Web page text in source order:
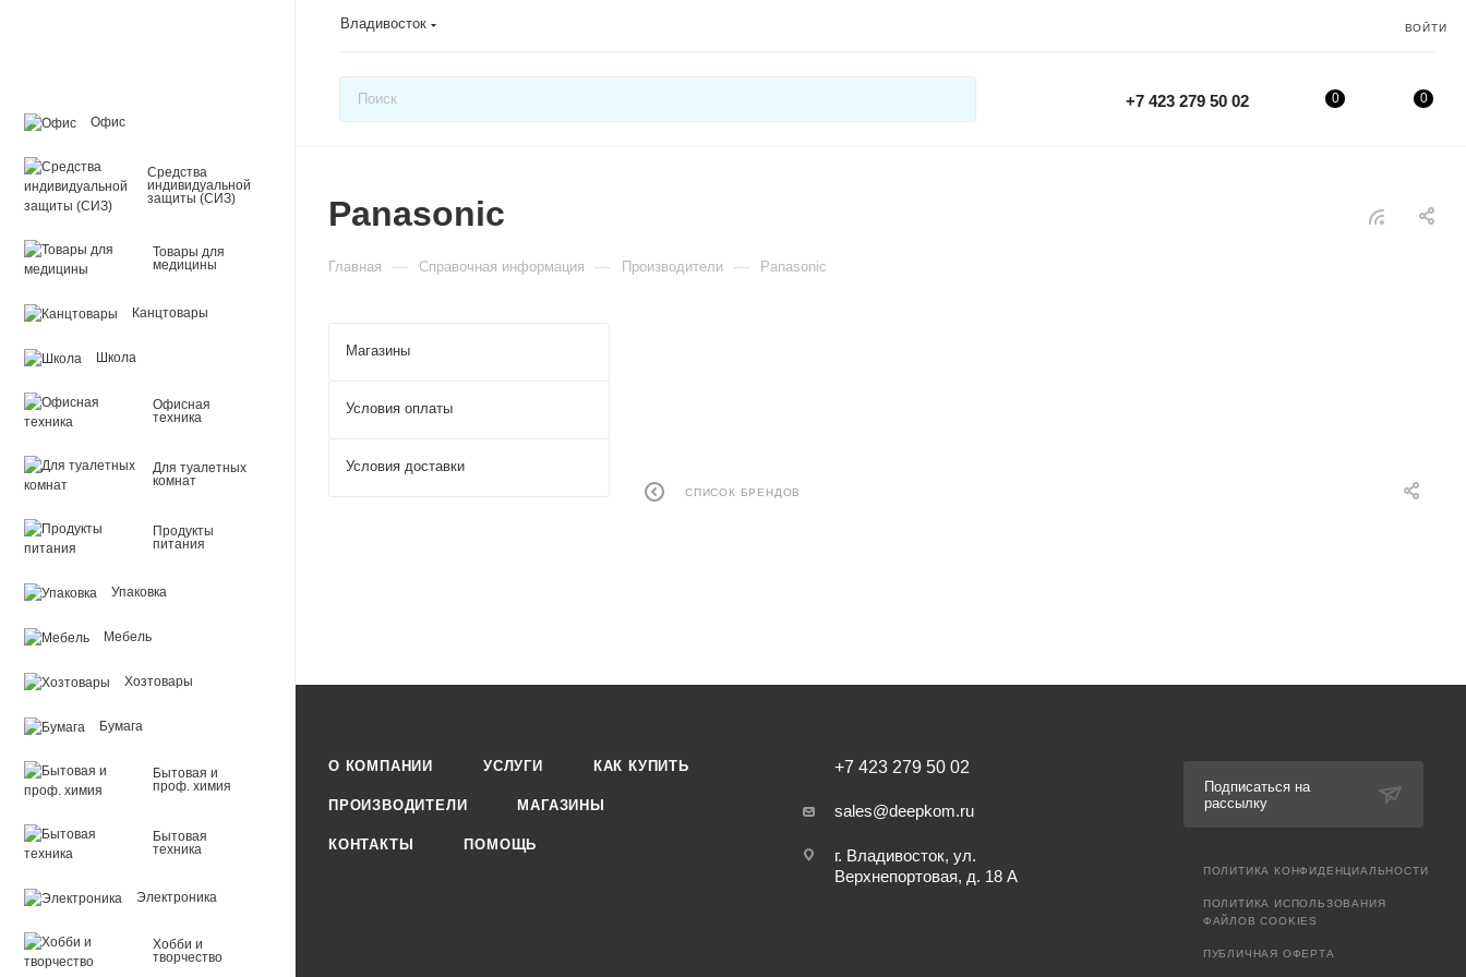
Владивосток ВОЙТИ
+7 423 279 50 02 0
0
Офис
Средства
индивидуальной
защиты (СИЗ)
Товары для
медицины
Канцтовары
Школа
Офисная
техника
Для туалетных
комнат
Продукты
питания
Упаковка
Мебель
Хозтовары
Бумага
Бытовая и
проф. химия
Бытовая
техника
Электроника
Хобби и
творчество
Panasonic
Главная — Справочная информация — Производители — Panasonic
СПИСОК БРЕНДОВ
Магазины
Условия оплаты
Условия доставки
О КОМПАНИИ УСЛУГИ КАК КУПИТЬ
ПРОИЗВОДИТЕЛИ МАГАЗИНЫ
КОНТАКТЫ ПОМОЩЬ
+7 423 279 50 02
sales@deepkom.ru
г. Владивосток, ул.
Верхнепортовая, д. 18 А
Подписаться на
рассылку
ПОЛИТИКА КОНФИДЕНЦИАЛЬНОСТИ
ПОЛИТИКА ИСПОЛЬЗОВАНИЯ
ФАЙЛОВ COOKIES
ПУБЛИЧНАЯ ОФЕРТА